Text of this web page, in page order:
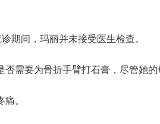
期间，玛丽并未接受医生检查。
需要为骨折手臂打石膏，尽管她的
。